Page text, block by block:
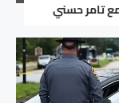
تامر حسني